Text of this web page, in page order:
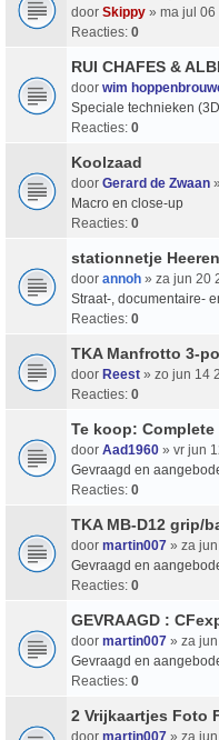
door Skippy » ma jul 06
Reacties: 0
RUI CHAFES &
door wim
Speciale technieken
Reacties: 0
Koolzaad
door Gerard de Zwaan
Macro en close-up
Reacties: 0
stationnetje
door annoh » za jun 20
Straat-, documentaire-
Reacties: 0
TKA Manfrotto 3-
door Reest » zo jun 14
Reacties: 0
Te koop:
door Aad1960 » vr jun
Gevraagd en
Reacties: 0
TKA MB-D12 grip/
door martin007 » za
Gevraagd en
Reacties: 0
GEVRAAGD :
door martin007 » za
Gevraagd en
Reacties: 0
2 Vrijkaartjes Foto
door martin007 » za